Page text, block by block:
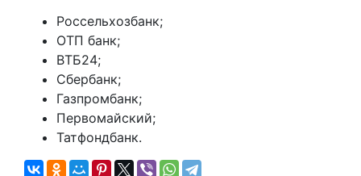
Россельхозбанк;
ОТП банк;
ВТБ24;
Сбербанк;
Газпромбанк;
Первомайский;
Татфондбанк.